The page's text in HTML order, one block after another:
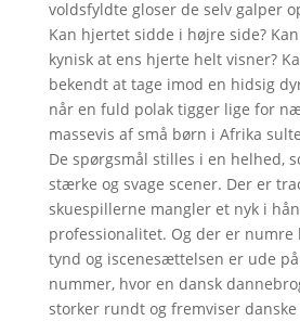
voldsfyldte gloser de selv galper
Kan hjertet sidde i højre side?
kynisk at ens hjerte helt visner?
bekendt at tage imod en hidsig
når en fuld polak tigger lige for
massevis af små børn i Afrika
De spørgsmål stilles i en helhed,
stærke og svage scener. Der er
skuespillerne mangler et nyk i
professionalitet. Og der er numre
tynd og iscenesættelsen er ude
nummer, hvor en dansk
storker rundt og fremviser